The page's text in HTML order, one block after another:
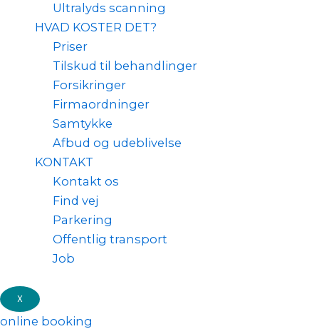
Ultralyds scanning
HVAD KOSTER DET?
Priser
Tilskud til behandlinger
Forsikringer
Firmaordninger
Samtykke
Afbud og udeblivelse
KONTAKT
Kontakt os
Find vej
Parkering
Offentlig transport
Job
X
online booking